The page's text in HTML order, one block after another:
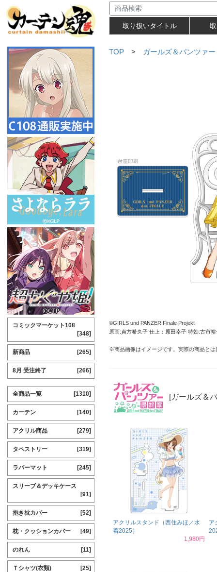
取り扱いタイトル
TOP > ガールズ＆パンツァ
©GIRLS und PANZER Finale Projekt
原画:貞方希久子 仕上：原田幸子 特効:古市
※商品画像はイメージです。実際の商品と
[ガールズ＆
アクリルスタンド（西住みほ／水
着2025）
1,980円
ア
コミックマーケット108
[348]
新商品 [265]
8月 受注終了 [266]
全商品一覧 [1310]
カーテン [140]
アクリル商品 [279]
タペストリー [319]
ラバーマット [245]
スリーブ＆デッキケース
[91]
抱き枕カバー [52]
枕・クッションカバー [49]
のれん [11]
Ｔシャツ(衣類) [25]